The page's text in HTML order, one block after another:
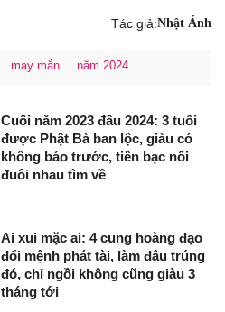
Tác giả:Nhật Ánh
may mắn năm 2024
Cuối năm 2023 đầu 2024: 3 tuổi
được Phật Bà ban lộc, giàu có
không báo trước, tiền bạc nối
đuôi nhau tìm về
Ai xui mặc ai: 4 cung hoàng đạo
đổi mệnh phát tài, làm đâu trúng
đó, chỉ ngồi không cũng giàu 3
tháng tới